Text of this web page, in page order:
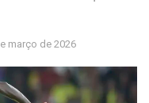
março de 2026